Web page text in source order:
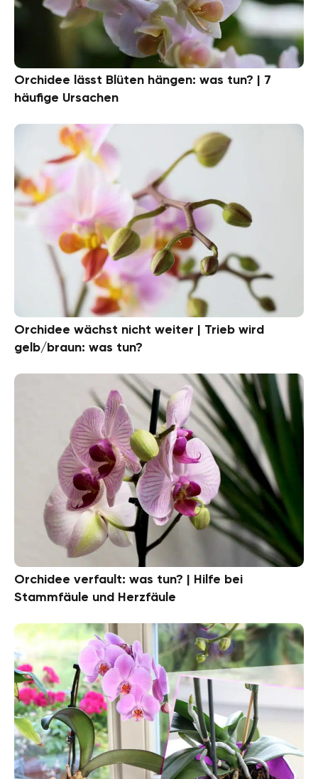
Orchidee lässt Blüten hängen: was tun? | 7
häufige Ursachen
Orchidee wächst nicht weiter | Trieb wird
gelb/braun: was tun?
Orchidee verfault: was tun? | Hilfe bei
Stammfäule und Herzfäule